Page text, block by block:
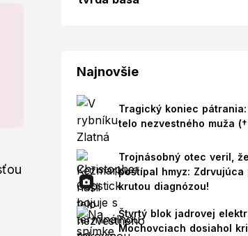
Najnovšie
Tragický koniec
telo nezvestného muža
Trojnásobný otec veril,
poštípal hmyz: Zdrvujúca
krutou diagnózou!
Štvrtý blok jadrovej
Mochovciach dosiahol